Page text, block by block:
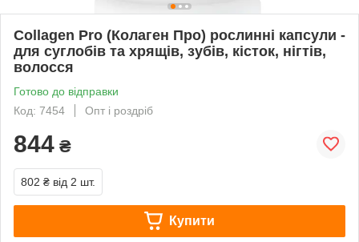
Collagen Pro (Колаген Про) рослинні капсули -
для суглобів та хрящів, зубів, кісток, нігтів,
волосся
Готово до відправки
Код: 7454
Опт і роздріб
844 ₴
802 ₴ від 2 шт.
Купити